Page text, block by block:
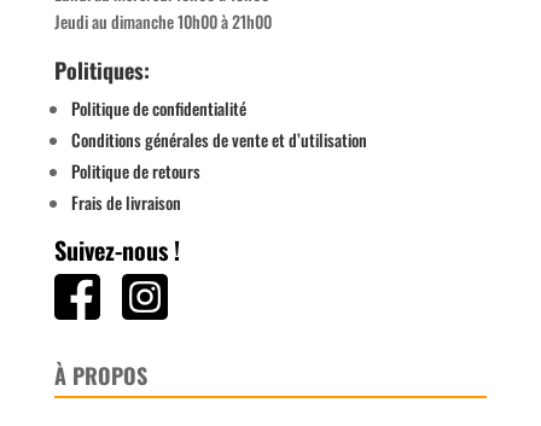
Jeudi au dimanche 10h00 à 21h00
Politiques:
Politique de confidentialité
Conditions générales de vente et d’utilisation
Politique de retours
Frais de livraison
Suivez-nous !
À PROPOS